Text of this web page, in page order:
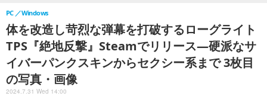
体を改造し苛烈な弾幕を打破するローグライト
TPS『絶地反撃』Steamでリリース―硬派なサ
イバーパンクスキンからセクシー系まで 3枚目
の写真・画像
PC Windows
2024.7.31 Wed 14:00